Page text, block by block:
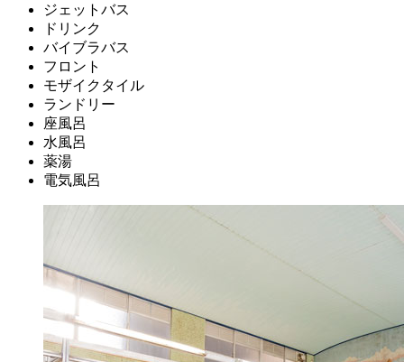
ジェットバス
ドリンク
バイブラバス
フロント
モザイクタイル
ランドリー
座風呂
水風呂
薬湯
電気風呂